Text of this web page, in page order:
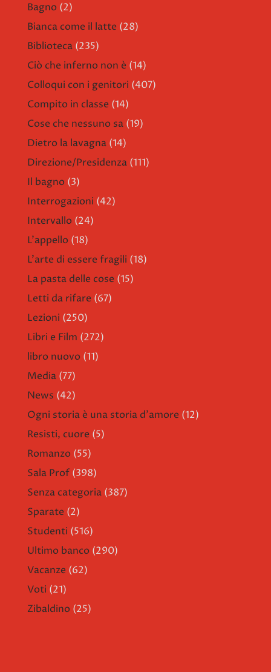
Bagno (2)
Bianca come il latte (28)
Biblioteca (235)
Ciò che inferno non è (14)
Colloqui con i genitori (407)
Compito in classe (14)
Cose che nessuno sa (19)
Dietro la lavagna (14)
Direzione/Presidenza (111)
Il bagno (3)
Interrogazioni (42)
Intervallo (24)
L'appello (18)
L'arte di essere fragili (18)
La pasta delle cose (15)
Letti da rifare (67)
Lezioni (250)
Libri e Film (272)
libro nuovo (11)
Media (77)
News (42)
Ogni storia è una storia d'amore (12)
Resisti, cuore (5)
Romanzo (55)
Sala Prof (398)
Senza categoria (387)
Sparate (2)
Studenti (516)
Ultimo banco (290)
Vacanze (62)
Voti (21)
Zibaldino (25)